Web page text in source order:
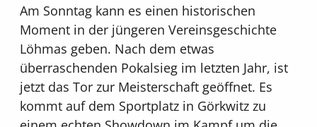
Am Sonntag kann es einen historischen
Moment in der jüngeren Vereinsgeschichte
Löhmas geben. Nach dem etwas
überraschenden Pokalsieg im letzten Jahr, ist
jetzt das Tor zur Meisterschaft geöffnet. Es
kommt auf dem Sportplatz in Görkwitz zu